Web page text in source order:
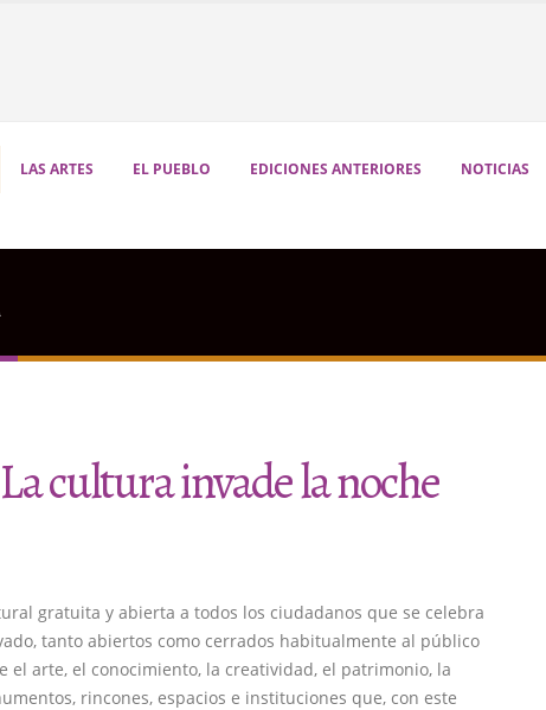
LAS ARTES EL PUEBLO EDICIONES ANTERIORES NOTICIAS
cultura invade la noche
gratuita y abierta a todos los ciudadanos que se celebra
tanto abiertos como cerrados habitualmente al público
el arte, el conocimiento, la creatividad, el patrimonio, la
rincones, espacios e instituciones que, con este